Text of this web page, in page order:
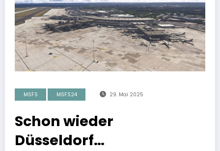
MSFS MSFS24 29. Mai 2025
Schon wieder
Düsseldorf…